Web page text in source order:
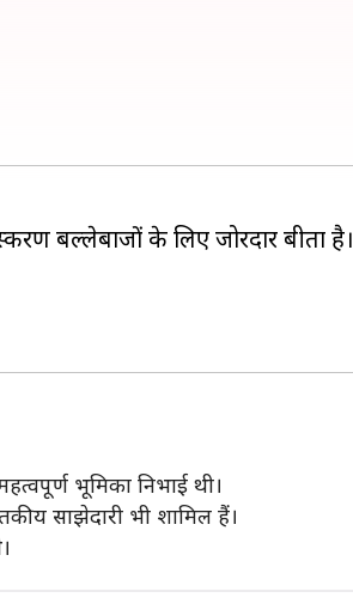
के लिए जोरदार बीता है।
भूमिका निभाई थी।
साझेदारी भी शामिल हैं।